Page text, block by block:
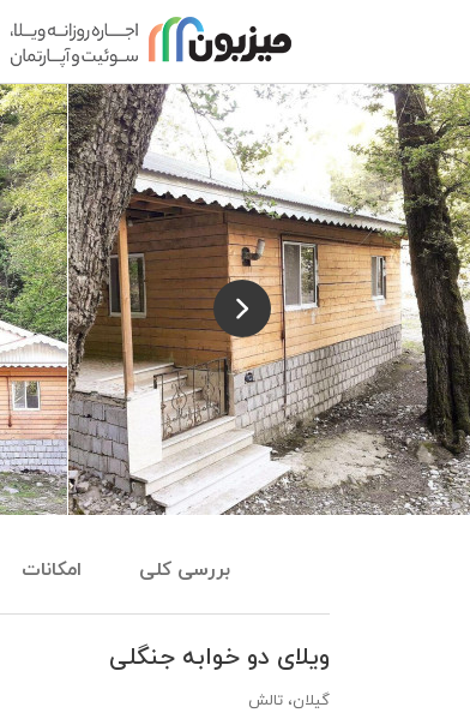
بررسی کلی امکانات
ویلای دو خوابه جنگلی
گیلان، تالش